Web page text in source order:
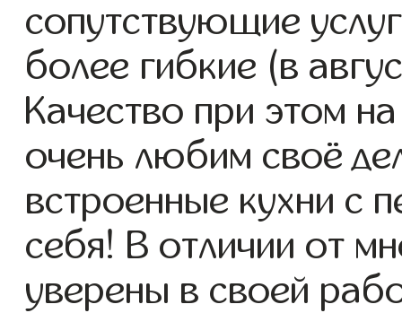
сопутствующие
более гибкие (в
Качество при этом
очень любим своё
встроенные кухни с
себя! В отличии от
уверены в своей